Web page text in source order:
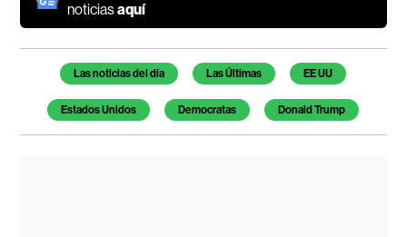
noticiasaquí
Temas de este artículo
Las noticias del día Las Últimas EE UU
Estados Unidos Democratas Donald Trump